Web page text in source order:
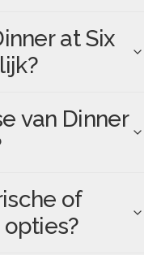
at Six
van Dinner
of